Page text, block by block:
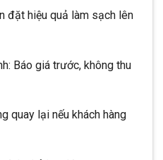
đặt hiệu quả làm sạch lên
Báo giá trước, không thu
quay lại nếu khách hàng